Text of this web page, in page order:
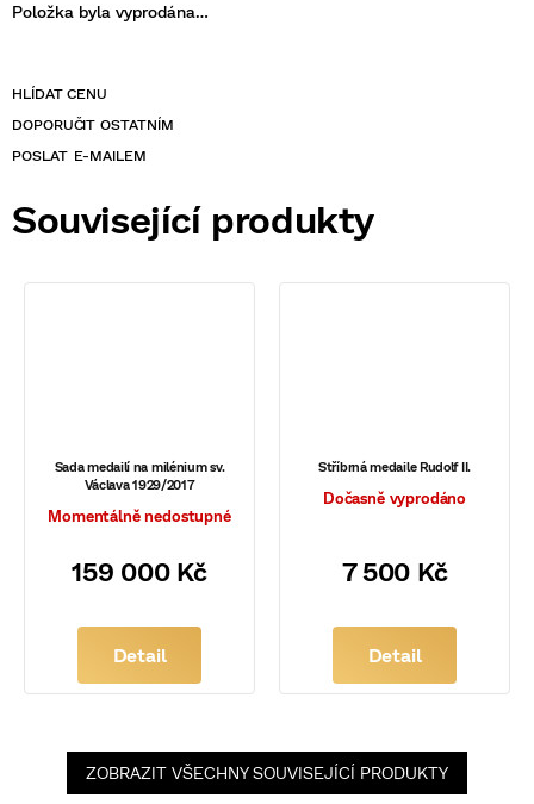
Položka byla vyprodána…
POSLAT
Související produkty
Sada medailí na milénium sv.
Václava 1929/2017
Momentálně nedostupné
159 000 Kč
Detail
Stříbrná medaile Rudolf II.
Dočasně vyprodáno
7 500 Kč
Detail
ZOBRAZIT VŠECHNY SOUVISEJÍCÍ PRODUKTY